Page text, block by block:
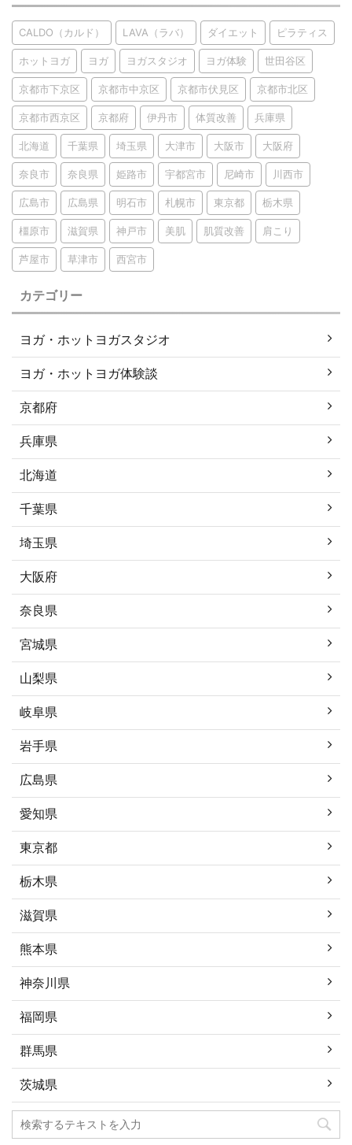
CALDO（カルド） LAVA（ラバ） ダイエット ピラティス
ホットヨガ ヨガ ヨガスタジオ ヨガ体験 世田谷区
京都市下京区 京都市中京区 京都市伏見区 京都市北区
京都市西京区 京都府 伊丹市 体質改善 兵庫県
北海道 千葉県 埼玉県 大津市 大阪市 大阪府
奈良市 奈良県 姫路市 宇都宮市 尼崎市 川西市
広島市 広島県 明石市 札幌市 東京都 栃木県
橿原市 滋賀県 神戸市 美肌 肌質改善 肩こり
芦屋市 草津市 西宮市
カテゴリー
ヨガ・ホットヨガスタジオ
ヨガ・ホットヨガ体験談
京都府
兵庫県
北海道
千葉県
埼玉県
大阪府
奈良県
宮城県
山梨県
岐阜県
岩手県
広島県
愛知県
東京都
栃木県
滋賀県
熊本県
神奈川県
福岡県
群馬県
茨城県